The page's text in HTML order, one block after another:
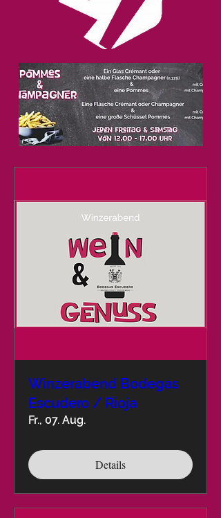
Winzerabend Bodegas
Escudero / Rioja
Fr., 07. Aug.
Details